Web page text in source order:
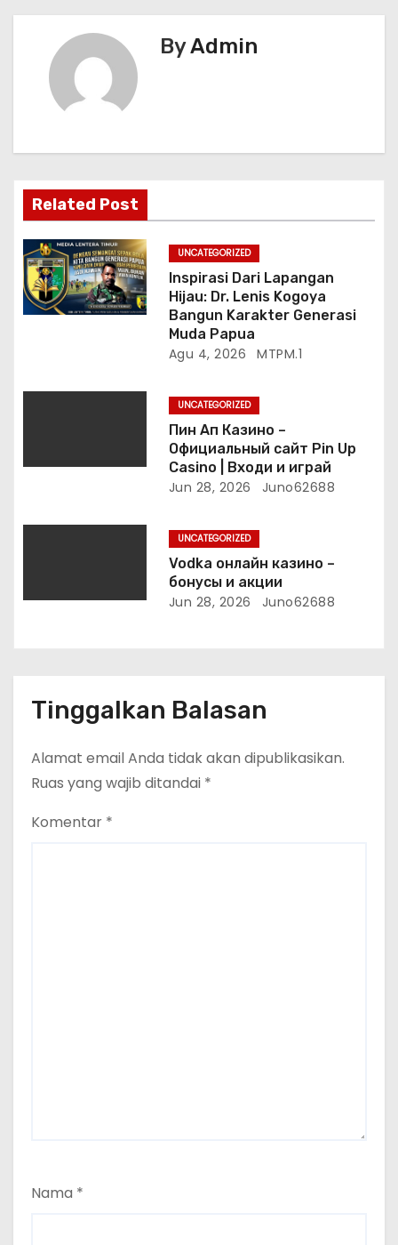
s
ByAdmin
Related Post
UNCATEGORIZED
Inspirasi Dari Lapangan
Hijau: Dr. Lenis Kogoya
Bangun Karakter Generasi
Muda Papua
Agu 4, 2026 MTPM.1
UNCATEGORIZED
Пин Ап Казино –
Официальный сайт Pin Up
Casino | Входи и играй
Jun 28, 2026 Juno62688
UNCATEGORIZED
Vodka онлайн казино –
бонусы и акции
Jun 28, 2026 Juno62688
Tinggalkan Balasan
Alamat email Anda tidak akan dipublikasikan.
Ruas yang wajib ditandai *
Komentar *
Nama *